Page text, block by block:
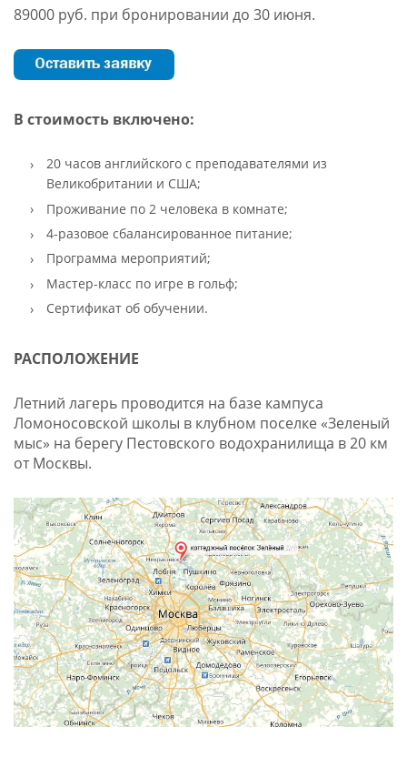
89000 руб. при бронировании до 30 июня.
В стоимость включено:
20 часов английского с преподавателями из
Великобритании и США;
Проживание по 2 человека в комнате;
4-разовое сбалансированное питание;
Программа мероприятий;
Мастер-класс по игре в гольф;
Сертификат об обучении.
РАСПОЛОЖЕНИЕ
Летний лагерь проводится на базе кампуса
Ломоносовской школы в клубном поселке «Зеленый
мыс» на берегу Пестовского водохранилища в 20 км
от Москвы.